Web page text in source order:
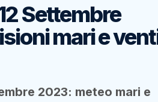
Settembre
mari e
2023: meteo mari e